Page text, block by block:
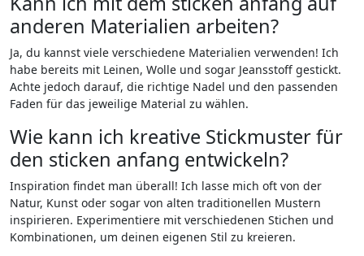
anderen Materialien arbeiten?
Ja, du kannst viele⁢ verschiedene Materialien​ verwenden! Ich
habe bereits mit Leinen, Wolle und sogar Jeansstoff gestickt.
Achte jedoch darauf, die richtige Nadel‍ und den passenden
Faden für das jeweilige Material zu wählen.
Wie kann ich kreative Stickmuster für
den sticken anfang entwickeln?
Inspiration ⁣findet man überall! Ich ⁢lasse mich oft von der
Natur, Kunst oder sogar von alten traditionellen Mustern
inspirieren.⁤ Experimentiere mit verschiedenen Stichen und
Kombinationen, um deinen ​eigenen Stil ‌zu kreieren.